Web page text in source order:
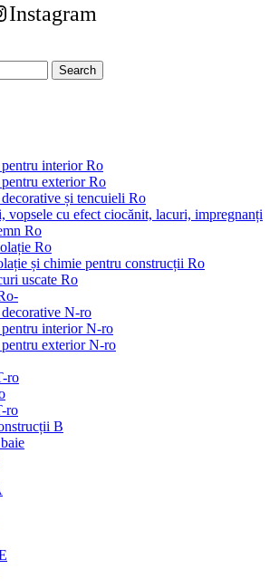
Instagram
Search
interior Ro
exterior Ro
și tencuieli Ro
vopsele cu efect ciocănit, lacuri, impregnanți
Ro
Ro
și chimie pentru construcții Ro
uscate Ro
N-ro
pentru interior N-ro
exterior N-ro
ro
ro
B